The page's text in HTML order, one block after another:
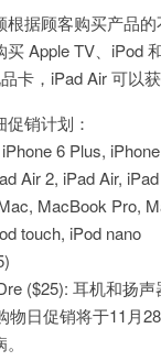
根据顾客购买产品
买 Apple TV、iPod
卡，iPad Air 可以
销计划：
6 Plus,
Air 2, iPad Air,
MacBook Pro,
touch, iPod nano
($25): 耳机和扬声
物日促销将于11月